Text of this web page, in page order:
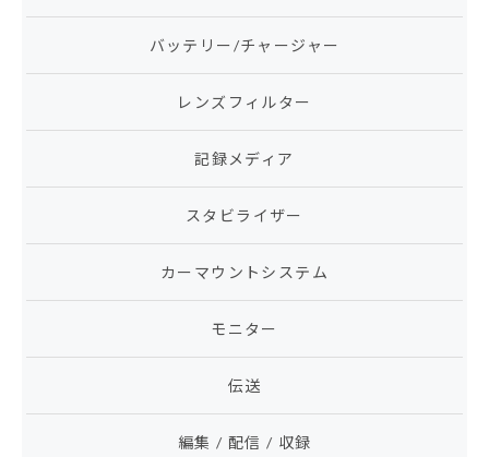
バッテリー/チャージャー
レンズフィルター
記録メディア
スタビライザー
カーマウントシステム
モニター
伝送
編集 / 配信 / 収録